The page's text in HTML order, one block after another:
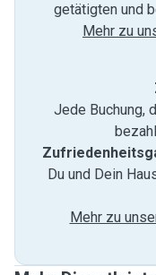
getätigten und
Mehr zu
Jede Buchung,
Du und Dein
Mehr zu